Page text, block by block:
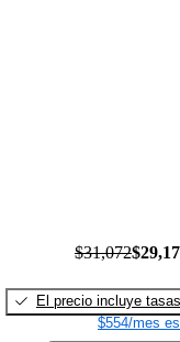
$31,072
El precio incluye tasas
$554/mes